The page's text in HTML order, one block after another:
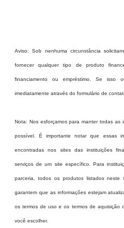
Aviso: Sob nenhuma circunstância
fornecer qualquer tipo de produto
financiamento ou empréstimo. Se isso
imediatamente através do formulário de
Nota: Nos esforçamos para manter todas as
possível. É importante notar que essas
encontradas nos sites das instituições
serviços de um site específico. Para
parceria, todos os produtos listados
garantem que as informações estejam
os termos de uso e os termos de aquisição
você escolher.